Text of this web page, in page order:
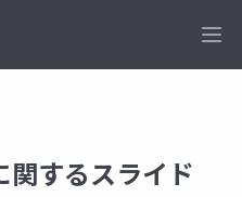
関するスライド